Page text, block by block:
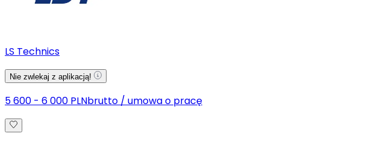
LS Technics
Nie zwlekaj z aplikacją!
5 600 - 6 000 PLNbrutto / umowa o pracę